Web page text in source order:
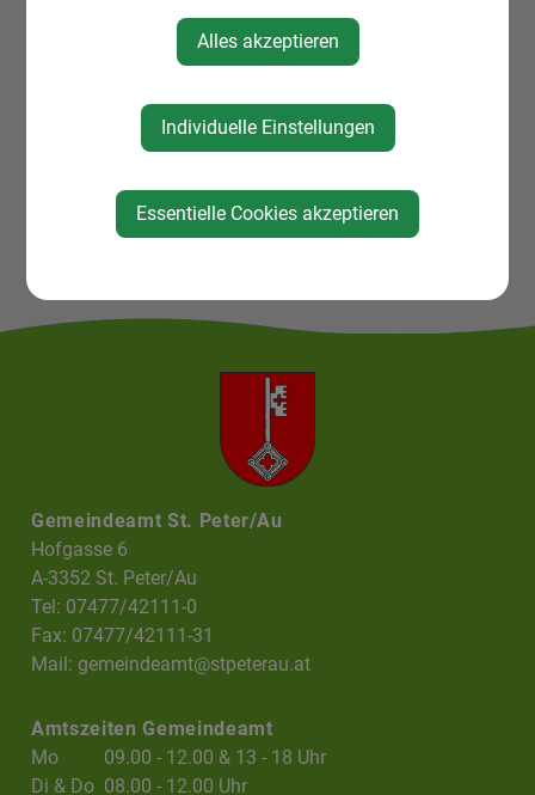
Gemeinde, Geschichte, Gebiete
Vereine & Organisationen
Projekte & Initiativen
Gemeindeamt St. Peter/Au
Hofgasse 6
A-3352 St. Peter/Au
Tel: 07477/42111-0
Fax: 07477/42111-31
Mail:gemeindeamt@stpeterau.at
Amtszeiten Gemeindeamt
Mo
09.00 - 12.00 & 13 - 18 Uhr
Di & Do 08.00 - 12.00 Uhr
Alles akzeptieren
Individuelle Einstellungen
Essentielle Cookies akzeptieren